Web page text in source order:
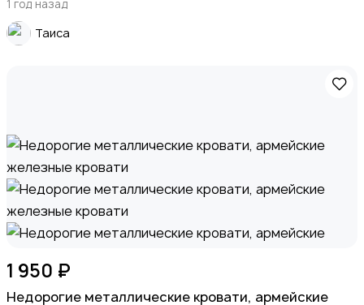
1 год назад
Таиса
1 950 ₽
Недорогие металлические кровати, армейские